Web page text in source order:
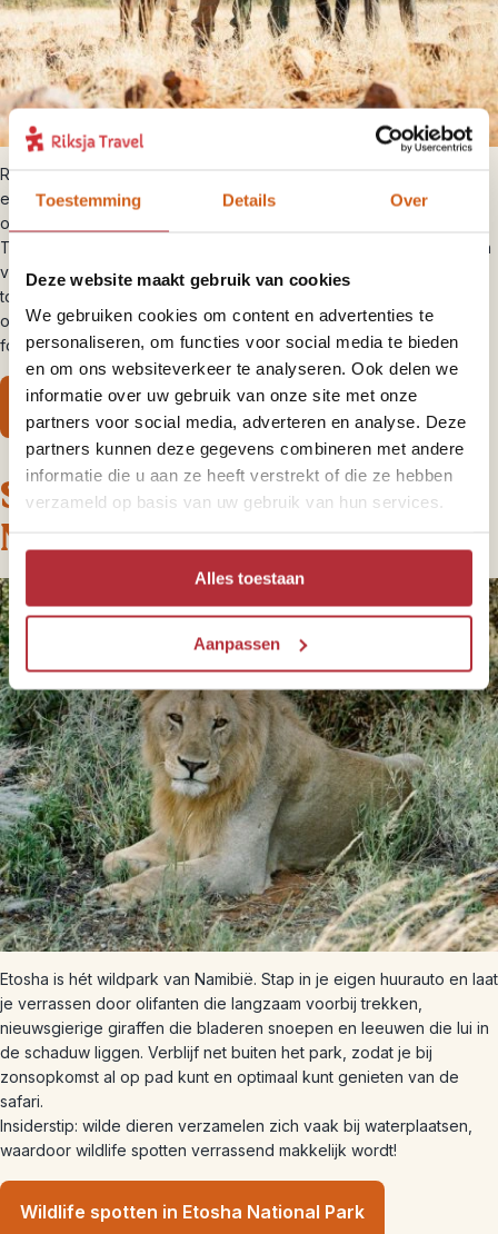
Toestemming Details Over
Deze website maakt gebruik van cookies
We gebruiken cookies om content en advertenties te
personaliseren, om functies voor social media te bieden
en om ons websiteverkeer te analyseren. Ook delen we
informatie over uw gebruik van onze site met onze
partners voor social media, adverteren en analyse. Deze
partners kunnen deze gegevens combineren met andere
informatie die u aan ze heeft verstrekt of die ze hebben
verzameld op basis van uw gebruik van hun services.
Alles toestaan
Aanpassen
Reis naar het Noorden naar het ruige, ongerepte Damaraland. Met
een beetje geluk spot je zeldzame woestijnolifanten, dus houd je
ogen open. Bewonder ook de eeuwenoude rotstekeningen bij
Twyfelfontein. Te midden van de uitgestrekte, ruige landschappen
voel je je echt in niemandsland. Voeg er een unieke ervaring aan
toe en je reis kan niet meer stuk. In Damaraland kan je een
onvergetelijkerhinotrekkingmaken en slapen onder een
fonkelende sterrenhemel.
Ervaar Damaraland
Safari op z'n best: Etosha
National Park
Etosha is hét wildpark van Namibië. Stap in je eigen huurauto en laat
je verrassen door olifanten die langzaam voorbij trekken,
nieuwsgierige giraffen die bladeren snoepen en leeuwen die lui in
de schaduw liggen. Verblijf net buiten het park, zodat je bij
zonsopkomst al op pad kunt en optimaal kunt genieten van de
safari.
Insiderstip: wilde dieren verzamelen zich vaak bij waterplaatsen,
waardoor wildlife spotten verrassend makkelijk wordt!
Wildlife spotten in Etosha National Park